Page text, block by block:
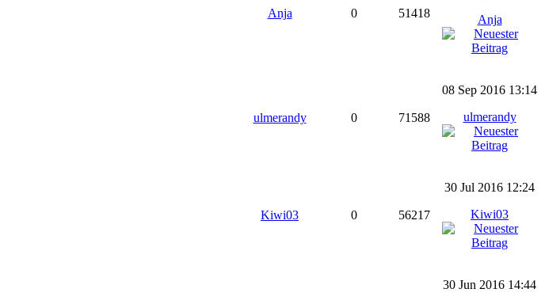
Anja 0 51418
Anja
ulmerandy 0 71588
08 Sep 2016 13:14
ulmerandy
Kiwi03 0 56217
30 Jul 2016 12:24
Kiwi03
30 Jun 2016 14:44